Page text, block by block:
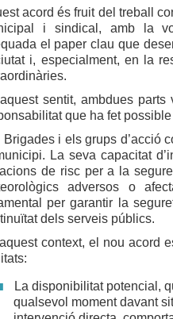
acord és fruit del treball
i sindical, amb la
el paper clau que
i, especialment, en la
sentit, ambdues
que ha fet
Brigades i els grups d’acció
La seva capacitat
de risc per a la
adversos o
per garantir la
dels serveis públics.
context, el nou acord
La disponibilitat potencial,
qualsevol moment davant